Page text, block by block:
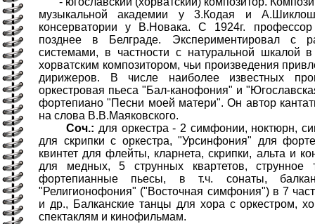
музыкальной академии у 3.Кодая и
консерватории у В.Новака. С 1924г.
позднее в Белграде. Экспериментировал с
системами, в частности с натуральной
хорватским композитором, чьи произведения
дирижеров. В числе наиболее известных
оркестровая пьеса "Бал-канофония" и
фортепиано "Песни моей матери". Он автор
на слова В.В.Маяковского.
Соч.: для оркестра - 2 симфонии, ноктюрн,
для скрипки с оркестра, "Урсинфония" для
квинтет для флейты, кларнета, скрипки, альта и
для медных, 5 струнных квартетов, струнное
фортепианные пьесы, в т.ч. сонаты,
"Религионофония" ("Восточная симфония") в 7
и др., Балканские танцы для хора с оркестром,
спектаклям и кинофильмам.